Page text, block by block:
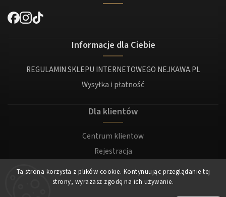
Ta strona korzysta z plików cookie. Kontynuując przeglądanie tej
strony, wyrażasz zgodę na ich używanie.
Informacje dla Ciebie
REGULAMIN SKLEPU INTERNETOWEGO NEJKAWA.PL
Wysyłka i płatność
Dla klientów
Centrum klientow
Rejestracja
Zaloguj sie